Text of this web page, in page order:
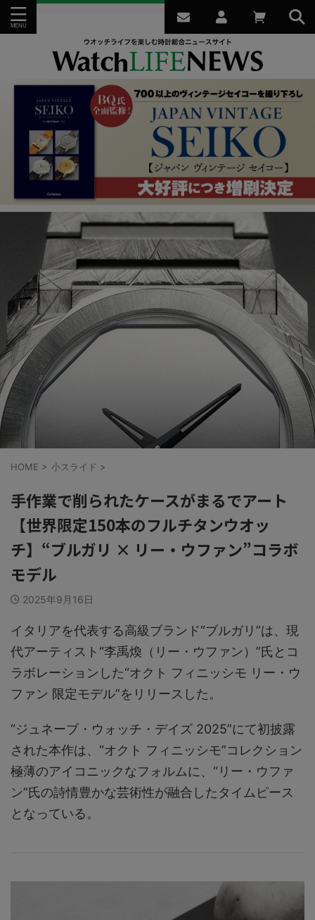
HOME > 小スライド >
手作業で削られたケースがまるでアート
【世界限定150本のフルチタンウオッ
チ】“ブルガリ × リー・ウファン”コラボ
モデル
2025年9月16日
イタリアを代表する高級ブランド“ブルガリ”は、現
代アーティスト“李禹煥（リー・ウファン）”氏とコ
ラボレーションした“オクト フィニッシモ リー・ウ
ファン 限定モデル”をリリースした。
“ジュネーブ・ウォッチ・デイズ 2025”にて初披露
された本作は、“オクト フィニッシモ”コレクション
極薄のアイコニックなフォルムに、“リー・ウファ
ン”氏の詩情豊かな芸術性が融合したタイムピース
となっている。